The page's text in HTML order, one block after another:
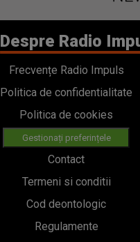
Despre Radio
Frecvențe Radio Impuls
Politica de confidentialitate
Politica de cookies
Gestionați preferințele
Contact
Termeni si conditii
Cod deontologic
Regulamente